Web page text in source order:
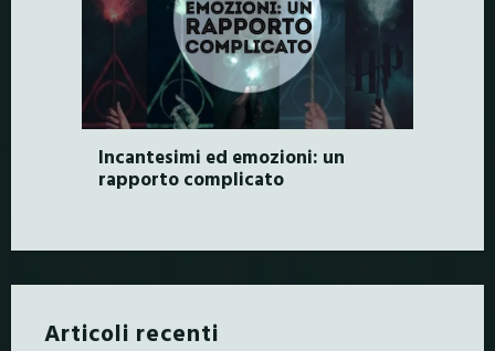
Incantesimi ed emozioni: un
rapporto complicato
Articoli recenti